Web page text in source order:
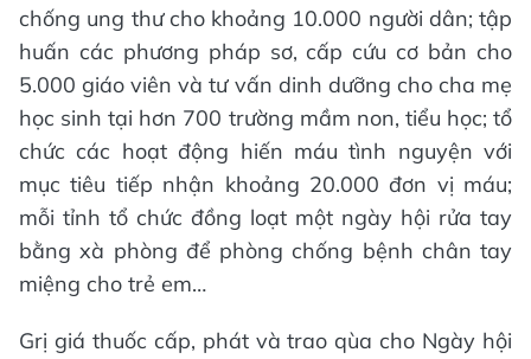
chống ung thư cho khoảng 10.000 người dân; tập
huấn các phương pháp sơ, cấp cứu cơ bản cho
5.000 giáo viên và tư vấn dinh dưỡng cho cha mẹ
học sinh tại hơn 700 trường mầm non, tiểu học; tổ
chức các hoạt động hiến máu tình nguyện với
mục tiêu tiếp nhận khoảng 20.000 đơn vị máu;
mỗi tỉnh tổ chức đồng loạt một ngày hội rửa tay
bằng xà phòng để phòng chống bệnh chân tay
miệng cho trẻ em…
Grị giá thuốc cấp, phát và trao qùa cho Ngày hội